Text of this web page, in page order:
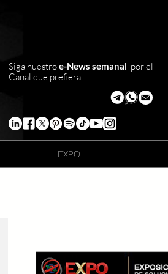
Siga nuestroe-News semanal por el
Canal que prefiera:
EXPO